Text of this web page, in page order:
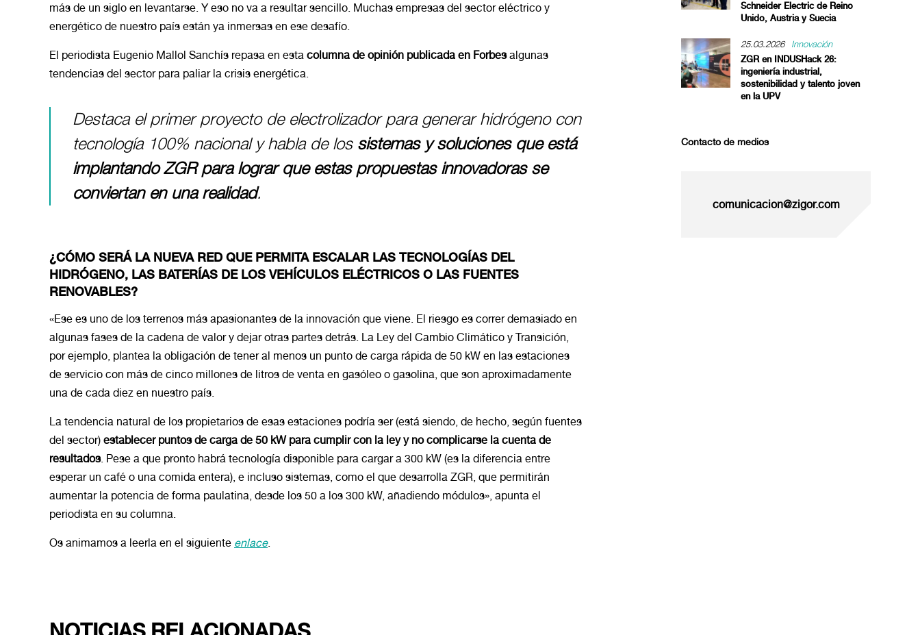
más de un siglo en levantarse. Y eso no va a resultar sencillo. Muchas empresas del sector eléctrico y
energético de nuestro país están ya inmersas en ese desafío.
El periodista Eugenio Mallol Sanchís repasa en esta columna de opinión publicada en Forbesalgunas
tendencias del sector para paliar la crisis energética.
Destaca el primer proyecto de electrolizador para generar hidrógeno con
tecnología 100% nacional y habla de lossistemas y soluciones que está
implantando ZGR para lograr que estas propuestas innovadoras se
conviertan en una realidad.
¿CÓMO SERÁ LA NUEVA RED QUE PERMITA ESCALAR LAS TECNOLOGÍAS DEL
HIDRÓGENO, LAS BATERÍAS DE LOS VEHÍCULOS ELÉCTRICOS O LAS FUENTES
RENOVABLES?
«Ese es uno de los terrenos más apasionantes de la innovación que viene. El riesgo es correr demasiado en
algunas fases de la cadena de valor y dejar otras partes detrás. La Ley del Cambio Climático y Transición,
por ejemplo, plantea la obligación de tener al menos un punto de carga rápida de 50 kW en las estaciones
de servicio con más de cinco millones de litros de venta en gasóleo o gasolina, que son aproximadamente
una de cada diez en nuestro país.
La tendencia natural de los propietarios de esas estaciones podría ser (está siendo, de hecho, según fuentes
del sector) establecer puntos de carga de 50 kW para cumplir con la ley y no complicarse la cuenta de
resultados. Pese a que pronto habrá tecnología disponible para cargar a 300 kW (es la diferencia entre
esperar un café o una comida entera), e incluso sistemas, como el que desarrolla ZGR, que permitirán
aumentar la potencia de forma paulatina, desde los 50 a los 300 kW, añadiendo módulos», apunta el
periodista en su columna.
Os animamos a leerla en el siguiente enlace.
Schneider Electric de Reino
Unido, Austria y Suecia
25.03.2026 Innovación
ZGR en INDUSHack 26:
ingeniería industrial,
sostenibilidad y talento joven
en la UPV
Contacto de medios
comunicacion@zigor.com